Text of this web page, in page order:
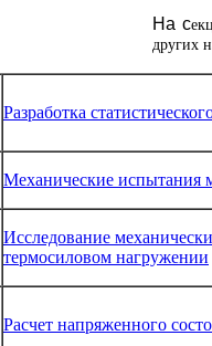
На с
других
Разработка
Механические испытания
Исследование
термосиловом нагружении
Расчет напряженного